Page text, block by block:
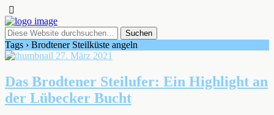
Tags › Brodtener Steilküste angeln
27. März 2021
Das Brodtener Steilufer: Ein Highlight an
der Lübecker Bucht